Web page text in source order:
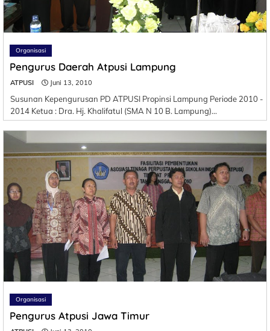
Organisasi
Pengurus Daerah Atpusi Lampung
ATPUSI Juni 13, 2010
Susunan Kepengurusan PD ATPUSI Propinsi Lampung Periode 2010 -
2014 Ketua : Dra. Hj. Khalifatul (SMA N 10 B. Lampung)…
Organisasi
Pengurus Atpusi Jawa Timur